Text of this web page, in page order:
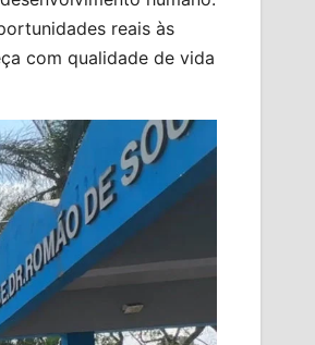
reais às
com qualidade de vida